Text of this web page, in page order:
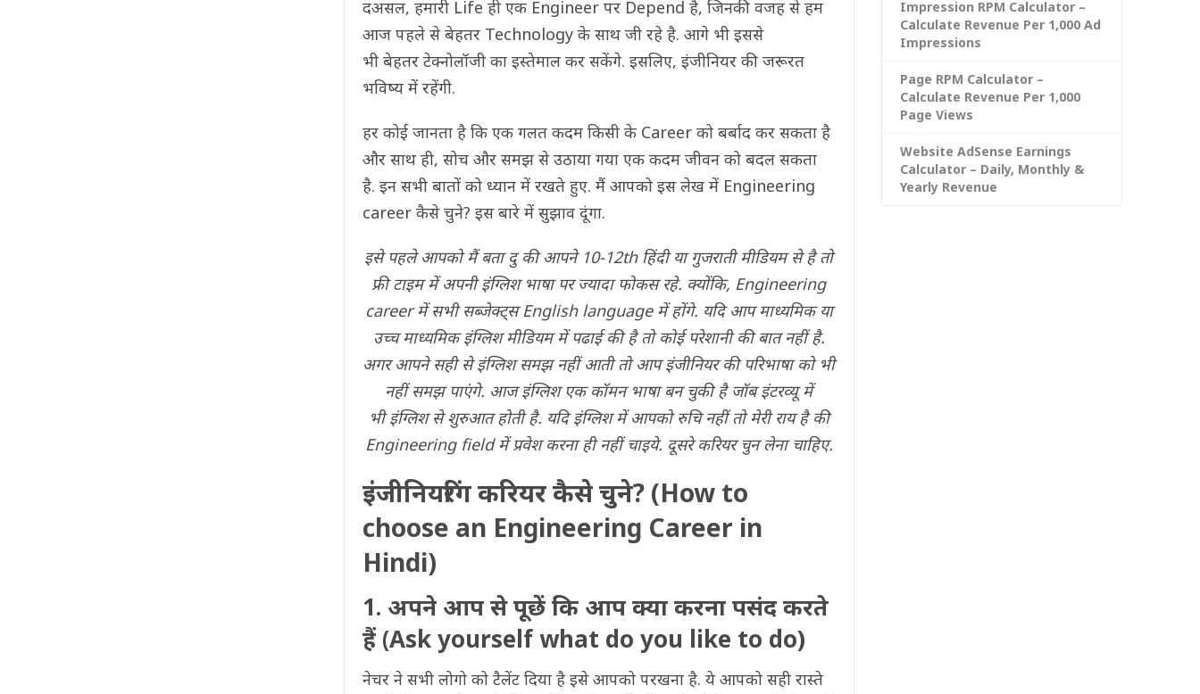
दअसल, हमारी Life ही एक Engineer पर Depend है, जिनकी वजह से हम
आज पहले से बेहतर Technology के साथ जी रहे है. आगे भी इससे
भी बेहतर टेक्नोलॉजी का इस्तेमाल कर सकेंगे. इसलिए, इंजीनियर की जरूरत
भविष्य में रहेंगी.
हर कोई जानता है कि एक गलत कदम किसी के Career को बर्बाद कर सकता है
और साथ ही, सोच और समझ से उठाया गया एक कदम जीवन को बदल सकता
है. इन सभी बातों को ध्यान में रखते हुए. मैं आपको इस लेख में Engineering
career कैसे चुने? इस बारे में सुझाव दूंगा.
इसे पहले आपको मैं बता दु की आपने 10-12th हिंदी या गुजराती मीडियम से है तो
फ्री टाइम में अपनी इंग्लिश भाषा पर ज्यादा फोकस रहे. क्योंकि, Engineering
career में सभी सब्जेक्ट्स English language में होंगे. यदि आप माध्यमिक या
उच्च माध्यमिक इंग्लिश मीडियम में पढाई की है तो कोई परेशानी की बात नहीं है.
अगर आपने सही से इंग्लिश समझ नहीं आती तो आप इंजीनियर की परिभाषा को भी
नहीं समझ पाएंगे. आज इंग्लिश एक कॉमन भाषा बन चुकी है जॉब इंटरव्यू में
भी इंग्लिश से शुरुआत होती है. यदि इंग्लिश में आपको रुचि नहीं तो मेरी राय है की
Engineering field में प्रवेश करना ही नहीं चाइये. दूसरे करियर चुन लेना चाहिए.
इंजीनियरिंग करियर कैसे चुने? (How to
choose an Engineering Career in
Hindi)
1. अपने आप से पूछें कि आप क्या करना पसंद करते
हैं (Ask yourself what do you like to do)
नेचर ने सभी लोगो को टैलेंट दिया है इसे आपको परखना है. ये आपको सही रास्ते
Impression RPM Calculator –
Calculate Revenue Per 1,000 Ad
Impressions
Page RPM Calculator –
Calculate Revenue Per 1,000
Page Views
Website AdSense Earnings
Calculator – Daily, Monthly &
Yearly Revenue